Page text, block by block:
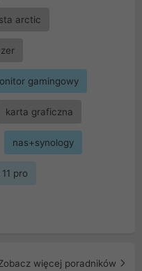
arctic
gamingowy
karta graficzna
nas+synology
pro
więcej poradników